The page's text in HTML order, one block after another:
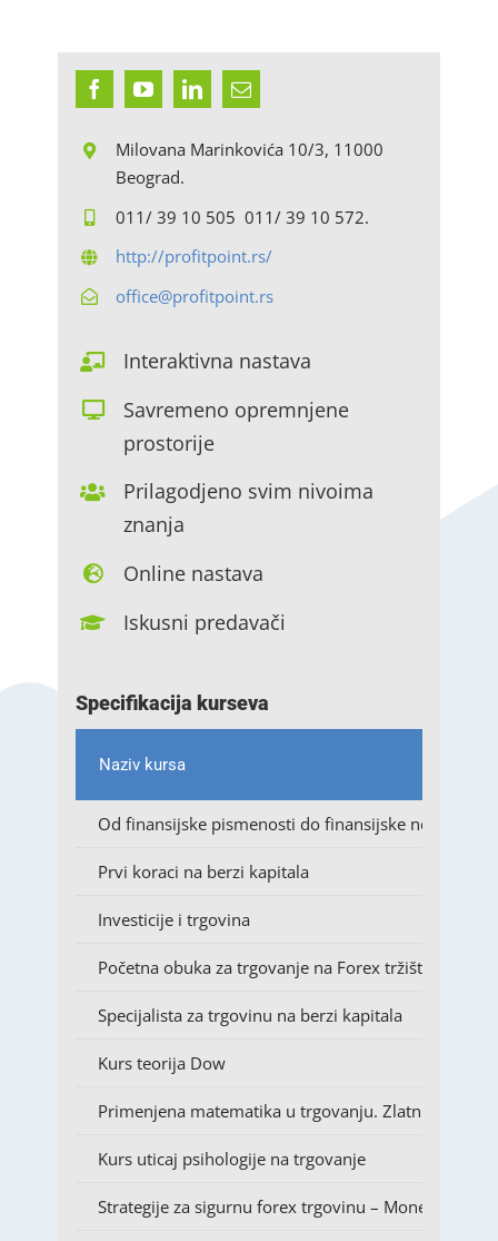
Milovana Marinkovića 10/3, 11000
Beograd.
011/ 39 10 505 011/ 39 10 572.
http://profitpoint.rs/
office@profitpoint.rs
Interaktivna nastava
Savremeno opremnjene
prostorije
Prilagodjeno svim nivoima
znanja
Online nastava
Iskusni predavači
Specifikacija kurseva
Naziv kursa
Od finansijske pismenosti do finansijske
Prvi koraci na berzi kapitala
Investicije i trgovina
Početna obuka za trgovanje na Forex tržištu
Specijalista za trgovinu na berzi kapitala
Kurs teorija Dow
Primenjena matematika u trgovanju. Zlatni presek
Kurs uticaj psihologije na trgovanje
Strategije za sigurnu forex trgovinu – Money